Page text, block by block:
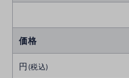
価格
円 (税込)